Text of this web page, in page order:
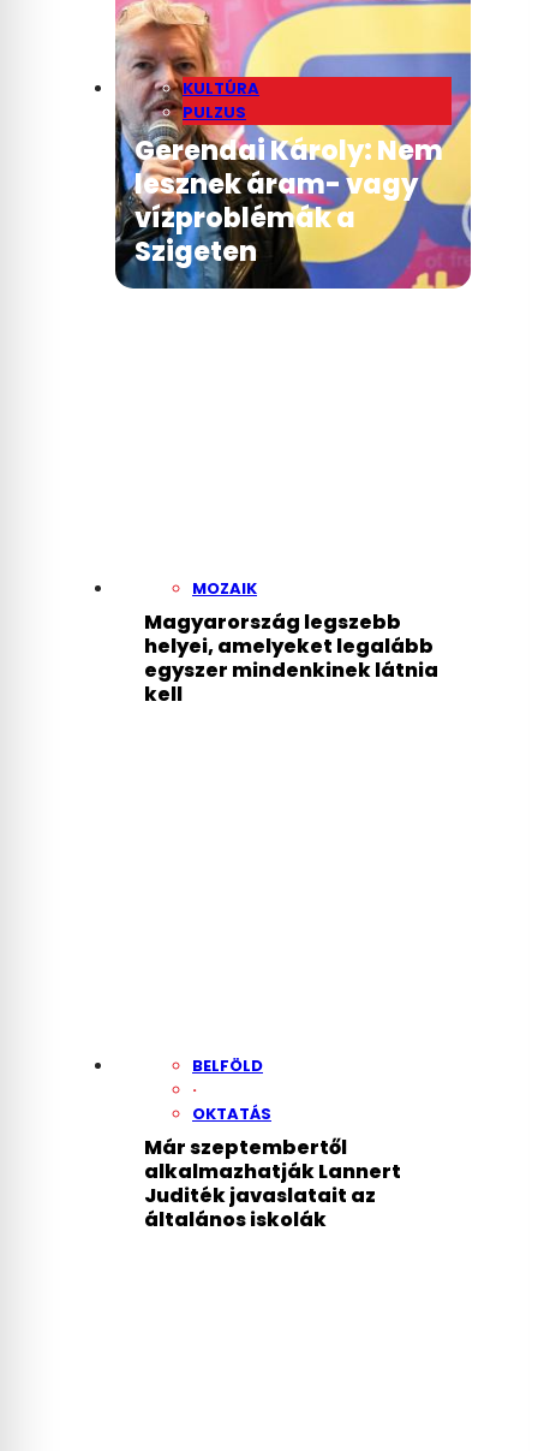
KULTÚRA
PULZUS
Gerendai Károly: Nem
lesznek áram- vagy
vízproblémák a
Szigeten
MOZAIK
Magyarország legszebb
helyei, amelyeket legalább
egyszer mindenkinek látnia
kell
BELFÖLD
·
OKTATÁS
Már szeptembertől
alkalmazhatják Lannert
Juditék javaslatait az
általános iskolák